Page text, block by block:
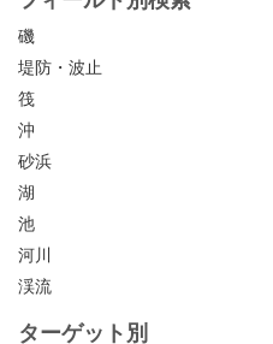
磯
堤防・波止
筏
沖
砂浜
湖
池
河川
渓流
ターゲット別